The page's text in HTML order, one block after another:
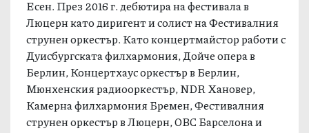
Есен. През 2016 г. дебютира на фестивала в
Люцерн като диригент и солист на Фестивалния
струнен оркестър. Като концертмайстор работи с
Дуисбургската филхармония, Дойче опера в
Берлин, Концертхаус оркестър в Берлин,
Мюнхенския радиооркестър, NDR Хановер,
Камерна филхармония Бремен, Фестивалния
струнен оркестър в Люцерн, OBC Барселона и